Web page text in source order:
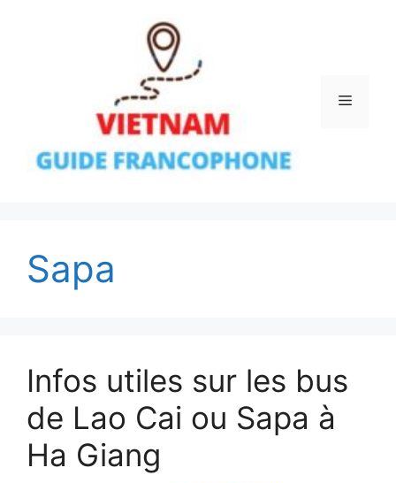
Menu
Sapa
Infos utiles sur les bus
de Lao Cai ou Sapa à
Ha Giang